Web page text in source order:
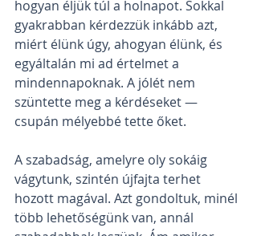
hogyan éljük túl a holnapot. Sokkal
gyakrabban kérdezzük inkább azt,
miért élünk úgy, ahogyan élünk, és
egyáltalán mi ad értelmet a
mindennapoknak. A jólét nem
szüntette meg a kérdéseket —
csupán mélyebbé tette őket.
A szabadság, amelyre oly sokáig
vágytunk, szintén újfajta terhet
hozott magával. Azt gondoltuk, minél
több lehetőségünk van, annál